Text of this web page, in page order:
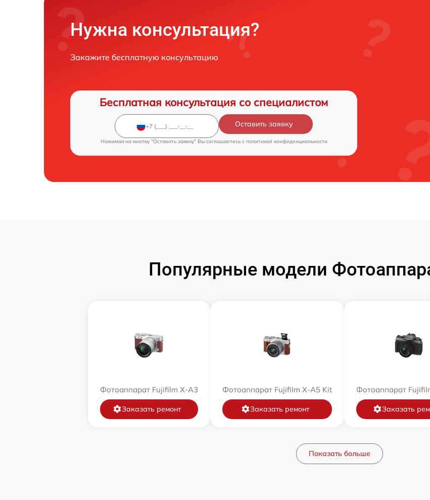
Нужна консультация?
Закажите бесплатную консультацию
Бесплатная консультация со специалистом
Оставить заявку
Нажимая на кнопку "Оставить заявку" Вы соглашаетесь c политикой конфиденциальности
Популярные модели
Фотоаппарат Fujifilm X-A3
Заказать ремонт
Фотоаппарат Fujifilm X-A5 Kit
Заказать ремонт
Фотоаппарат
Заказать
Показать больше